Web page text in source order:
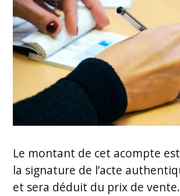
Le montant de cet acompte
la signature de l’acte
et sera déduit du prix de vente.